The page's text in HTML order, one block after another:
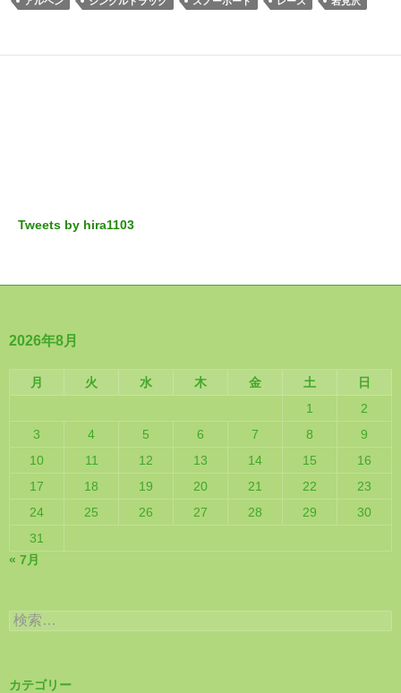
Tweets by hira1103
2026年8月
月 火 水 木 金 土
日
1
2
3
4 5 6 7 8
9
10
11 12 13 14 15
16
17
18 19 20 21 22
23
24
25 26 27 28 29
30
31
« 7月
検
索:
カテゴリー